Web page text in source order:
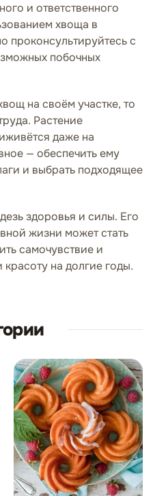
и ответственного
хвоща в
проконсультируйтесь с
побочных
на своём участке, то
Растение
даже на
— обеспечить ему
и выбрать подходящее
здоровья и силы. Его
жизни может стать
самочувствие и
на долгие годы.